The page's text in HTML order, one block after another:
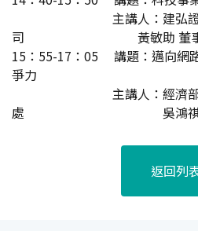
主講人：建弘證券
司 黃敏助 董事
15：55-17：05 講題：邁向網
爭力
主講人：經濟部中
處 吳鴻祺 主
返回列